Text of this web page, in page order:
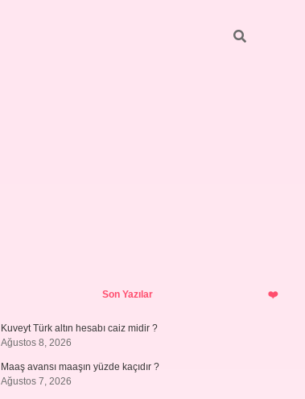
SidebarSon Yazılar
Kuveyt Türk altın hesabı caiz midir ?
Ağustos 8, 2026
Maaş avansı maaşın yüzde kaçıdır ?
Ağustos 7, 2026